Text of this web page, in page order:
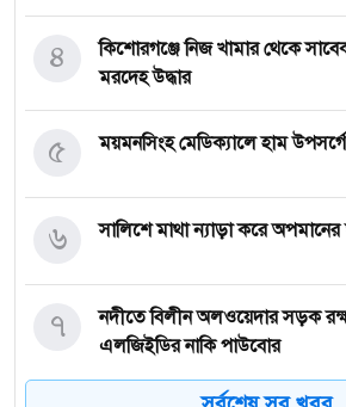
কিশোরগঞ্জে নিজ খামার থেকে
মরদেহ উদ্ধার
৪
ময়মনসিংহ মেডিক্যালে হাম
৫
সালিশে মাথা ন্যাড়া করে অপমানের
৬
নদীতে বিলীন অলওয়েদার সড়ক
এলজিইডির নাকি পাউবোর
৭